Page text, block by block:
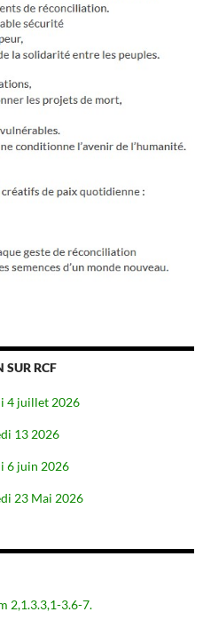
SUR RCF
4 juillet 2026
13 2026
6 juin 2026
23 Mai 2026
2,1.3.3,1-3.6-7.